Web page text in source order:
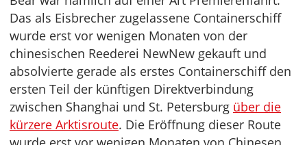
Das als Eisbrecher zugelassene Containerschiff
wurde erst vor wenigen Monaten von der
chinesischen Reederei NewNew gekauft und
absolvierte gerade als erstes Containerschiff den
ersten Teil der künftigen Direktverbindung
zwischen Shanghai und St. Petersburg über die
kürzere Arktisroute. Die Eröffnung dieser Route